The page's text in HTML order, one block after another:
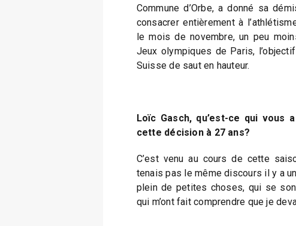
Commune d’Orbe, a donné sa
consacrer entièrement à
le mois de novembre, un peu
Jeux olympiques de Paris,
Suisse de saut en hauteur.
Loïc Gasch, qu’est-ce qui vous
cette décision à 27 ans?
C’est venu au cours de cette
tenais pas le même discours il y a
plein de petites choses, qui se
qui m’ont fait comprendre que je